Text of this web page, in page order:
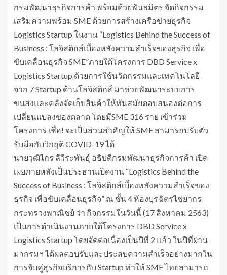
กรมพัฒนาธุรกิจการค้า พร้อมด้วยพันธมิตร จัดกิจกรรม
เสริมความพร้อม SME ด้วยการสร้างเครือข่ายธุรกิจ
Logistics Startup ในงาน “Logistics Behind the Success of
Business : โลจิสติกส์เบื้องหลังความสำเร็จของธุรกิจ เพื่อ
ขับเคลื่อนธุรกิจ SME”ภายใต้โครงการ DBD Service x
Logistics Startup ด้วยการใช้นวัตกรรมและเทคโนโลยี
จาก 7 Startup ด้านโลจิสติกส์ มาช่วยพัฒนาระบบการ
ขนส่งและคลังจัดเก็บสินค้าให้ทันสมัยตอบสนองต่อการ
เปลี่ยนแปลงของตลาด โดยมีSME 316 ราย เข้าร่วม
โครงการ เชื่อ! จะเป็นส่วนสำคัญให้ SME สามารถปรับตัว
รับมือกับวิกฤติ COVID-19 ได้
นายวุฒิไกร ลีวีระพันธุ์ อธิบดีกรมพัฒนาธุรกิจการค้า เปิด
เผยภายหลังเป็นประธานเปิดงาน “Logistics Behind the
Success of Business : โลจิสติกส์เบื้องหลังความสำเร็จของ
ธุรกิจ เพื่อขับเคลื่อนธุรกิจ” ณ ชั้น 4 ห้องบุรฉัตรไชยากร
กระทรวงพาณิชย์ ว่า กิจกรรมในวันนี้ (17 สิงหาคม 2563)
เป็นการดำเนินงานภายใต้โครงการ DBD Service x
Logistics Startup โดยจัดต่อเนื่องเป็นปีที่ 2 แล้ว ในปีที่ผ่าน
มากรมฯ ได้ผลตอบรับและประสบความสำเร็จอย่างมากใน
การจับคู่ธุรกิจบริการกับ Startup ทำให้ SME ไทยสามารถ